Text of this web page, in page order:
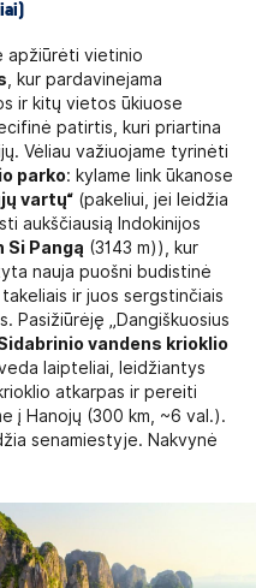
apžiūrėti vietinio
, kur pardavinejama
ir kitų vietos ūkiuose
patirtis, kuri priartina
Vėliau važiuojame tyrinėti
parko: kylame link ūkanose
vartų“ (pakeliui, jei leidžia
aukščiausią Indokinijos
Si Pangą (3143 m)), kur
nauja puošni budistinė
ir juos sergstinčiais
Pasižiūrėję „Dangiškuosius
vandens krioklio
laipteliai, leidžiantys
atkarpas ir pereiti
į Hanojų (300 km, ~6 val.).
senamiestyje. Nakvynė